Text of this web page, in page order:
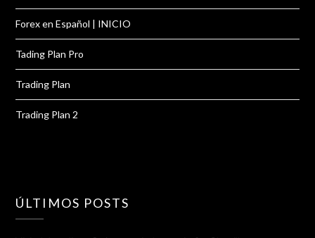
Forex en Español | INICIO
Tading Plan Pro
Trading Plan
Trading Plan 2
ÚLTIMOS POSTS